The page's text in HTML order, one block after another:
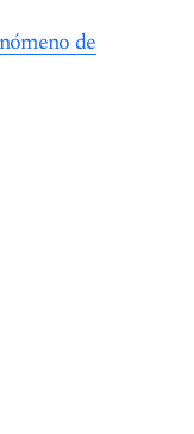
de